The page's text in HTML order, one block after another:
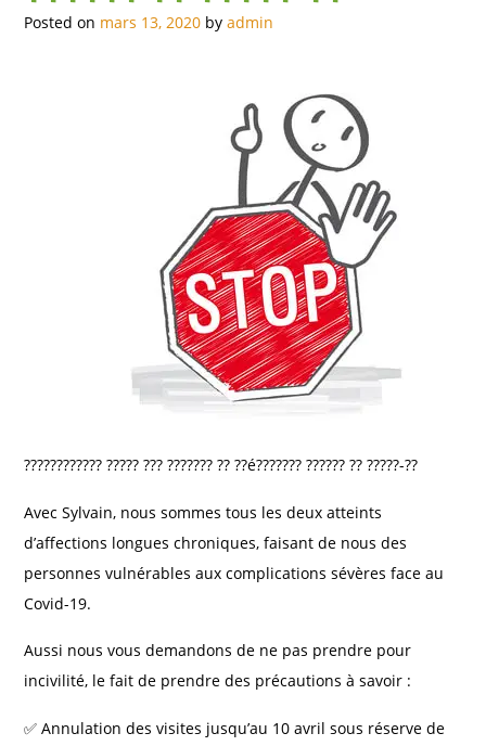
Posted on mars 13, 2020 by admin
???????????? ????? ??? ??????? ?? ??é??????? ?????? ?? ?????-??
Avec Sylvain, nous sommes tous les deux atteints
d’affections longues chroniques, faisant de nous des
personnes vulnérables aux complications sévères face au
Covid-19.
Aussi nous vous demandons de ne pas prendre pour
incivilité, le fait de prendre des précautions à savoir :
✅ Annulation des visites jusqu’au 10 avril sous réserve de